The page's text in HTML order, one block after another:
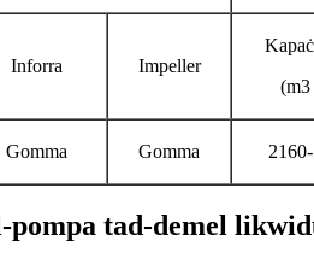
Inforra Impeller
(m3
Gomma Gomma
pompa tad-demel